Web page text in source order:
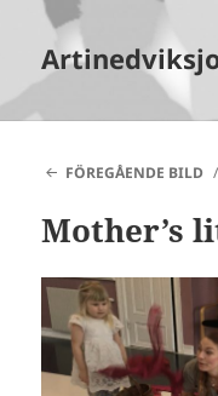
FÖREGÅENDE BILD
Mother’s